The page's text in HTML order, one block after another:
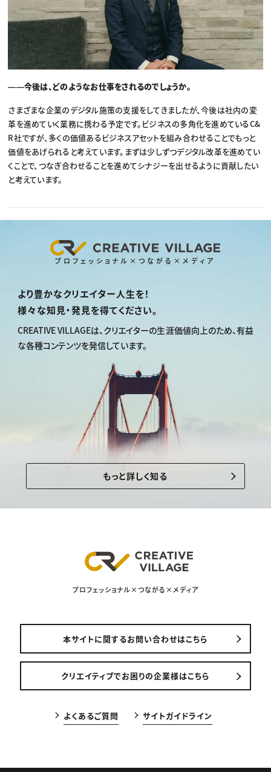
――今後は、どのようなお仕事をされるのでしょうか。
さまざまな企業のデジタル施策の支援をしてきましたが、今後は社内の変
革を進めていく業務に携わる予定です。ビジネスの多角化を進めているC&
R社ですが、多くの価値あるビジネスアセットを組み合わせることでもっと
価値をあげられると考えています。まずは少しずつデジタル改革を進めてい
くことで、つなぎ合わせることを進めてシナジーを出せるように貢献したい
と考えています。
プロフェッショナル×つながる×メディア
より豊かなクリエイター人生を！
様々な知見・発見を得てください。
CREATIVE VILLAGEは、 クリエイターの生涯価値向上のため、有益
な各種コンテンツを発信しています。
もっと詳しく知る
プロフェッショナル×つながる×メディア
本サイトに関するお問い合わせはこちら
クリエイティブでお困りの企業様はこちら
よくあるご質問 サイトガイドライン